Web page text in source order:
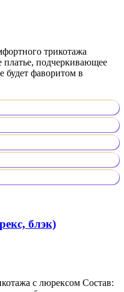
трикотажа
платье, подчеркивающее
будет фаворитом в
блэк)
с люрексом Состав: